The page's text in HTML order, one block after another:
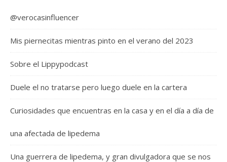
@verocasinfluencer
Mis piernecitas mientras pinto en el verano del 2023
Sobre el Lippypodcast
Duele el no tratarse pero luego duele en la cartera
Curiosidades que encuentras en la casa y en el día a día de
una afectada de lipedema
Una guerrera de lipedema, y gran divulgadora que se nos